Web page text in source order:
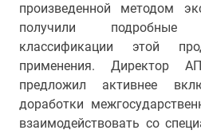
произведенной методом
получили
классификации этой
применения. Директор
предложил активнее
доработки
взаимодействовать со